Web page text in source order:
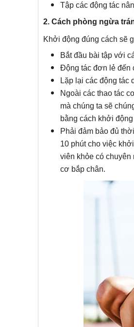
Tập các động tác
2. Cách phòng ngừa
Khởi động đúng cách sẽ
Bắt đầu bài tập với
Động tác đơn lẻ đến
Lặp lại các động tác
Ngoài các thao tác
mà chúng ta sẽ
bằng cách khởi động
Phải đảm bảo đủ
10 phút cho việc
viên khỏe có chuyên
cơ bắp chân.